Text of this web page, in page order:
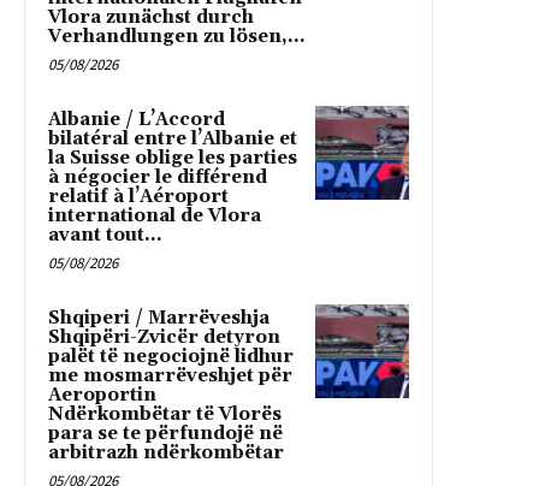
Vlora zunächst durch
Verhandlungen zu lösen,...
05/08/2026
Albanie / L’Accord
bilatéral entre l’Albanie et
la Suisse oblige les parties
à négocier le différend
relatif à l’Aéroport
international de Vlora
avant tout...
05/08/2026
Shqiperi / Marrëveshja
Shqipëri-Zvicër detyron
palët të negociojnë lidhur
me mosmarrëveshjet për
Aeroportin
Ndërkombëtar të Vlorës
para se te përfundojë në
arbitrazh ndërkombëtar
05/08/2026